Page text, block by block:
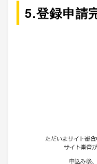
5.登録申請